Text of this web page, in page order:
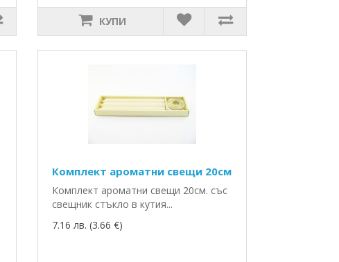
КУПИ
Комплект ароматни свещи 20см
Комплект ароматни свещи 20см. със
свещник стъкло в кутия...
7.16 лв. (3.66 €)